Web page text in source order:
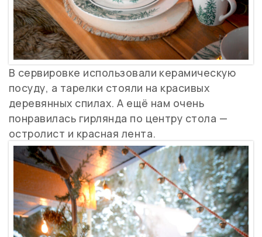
В сервировке использовали керамическую
посуду, а тарелки стояли на красивых
деревянных спилах. А ещё нам очень
понравилась гирлянда по центру стола —
остролист и красная лента.